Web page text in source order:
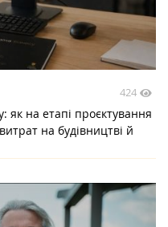
424
як на етапі проєктування
на будівництві й